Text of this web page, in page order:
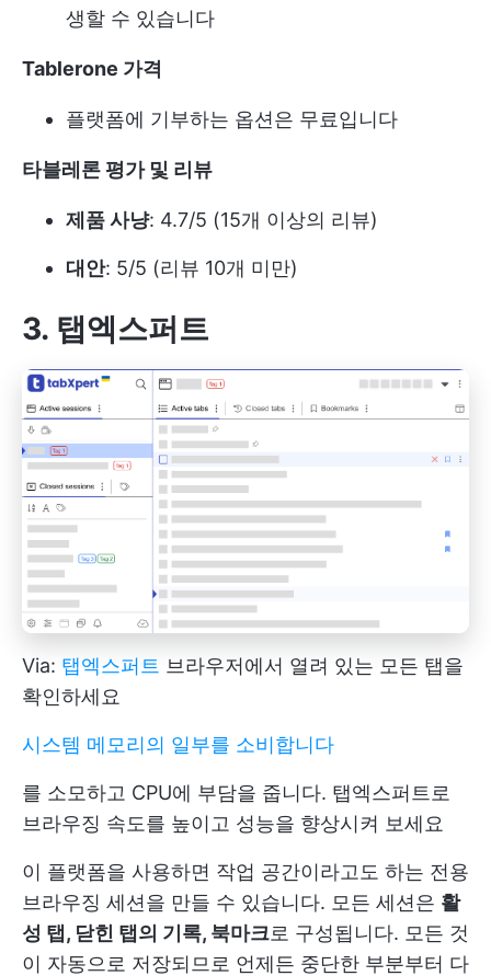
생할 수 있습니다
Tablerone 가격
플랫폼에 기부하는 옵션은 무료입니다
타블레론 평가 및 리뷰
제품 사냥: 4.7/5 (15개 이상의 리뷰)
대안: 5/5 (리뷰 10개 미만)
3. 탭엑스퍼트
Via: 탭엑스퍼트 브라우저에서 열려 있는 모든 탭을
확인하세요
시스템 메모리의 일부를 소비합니다
를 소모하고 CPU에 부담을 줍니다. 탭엑스퍼트로
브라우징 속도를 높이고 성능을 향상시켜 보세요
이 플랫폼을 사용하면 작업 공간이라고도 하는 전용
브라우징 세션을 만들 수 있습니다. 모든 세션은 활
성 탭, 닫힌 탭의 기록, 북마크로 구성됩니다. 모든 것
이 자동으로 저장되므로 언제든 중단한 부분부터 다